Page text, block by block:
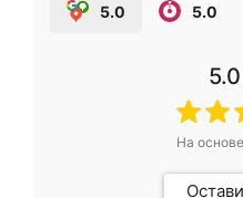
5.0 5.0
5.0
На основе